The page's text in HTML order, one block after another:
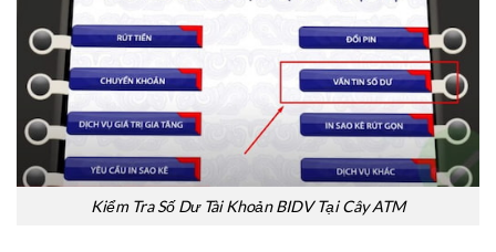
Kiểm Tra Số Dư Tài Khoản BIDV Tại Cây ATM